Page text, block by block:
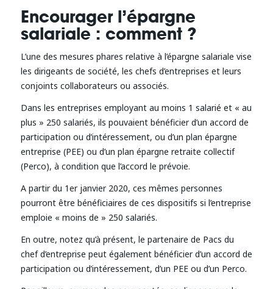
Encourager l’épargne
salariale : comment ?
L’une des mesures phares relative à l’épargne salariale vise
les dirigeants de société, les chefs d’entreprises et leurs
conjoints collaborateurs ou associés.
Dans les entreprises employant au moins 1 salarié et « au
plus » 250 salariés, ils pouvaient bénéficier d’un accord de
participation ou d’intéressement, ou d’un plan épargne
entreprise (PEE) ou d’un plan épargne retraite collectif
(Perco), à condition que l’accord le prévoie.
A partir du 1er janvier 2020, ces mêmes personnes
pourront être bénéficiaires de ces dispositifs si l’entreprise
emploie « moins de » 250 salariés.
En outre, notez qu’à présent, le partenaire de Pacs du
chef d’entreprise peut également bénéficier d’un accord de
participation ou d’intéressement, d’un PEE ou d’un Perco.